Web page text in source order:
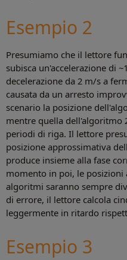
Esempio 2
Presumiamo che il lettore
subisca un'accelerazione di
decelerazione da 2 m/s a
causata da un arresto
scenario la posizione
mentre quella dell'algoritmo
periodi di riga. Il lettore
posizione approssimativa
produce insieme alla fase
momento in poi, le posizioni
algoritmi saranno sempre
di errore, il lettore calcola
leggermente in ritardo
Esempio 3